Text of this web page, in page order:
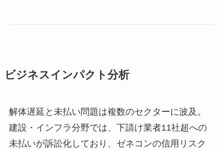
ビジネスインパクト分析
解体遅延と未払い問題は複数のセクターに波及。
建設・インフラ分野では、下請け業者11社超への
未払いが訴訟化しており、ゼネコンの信用リスク